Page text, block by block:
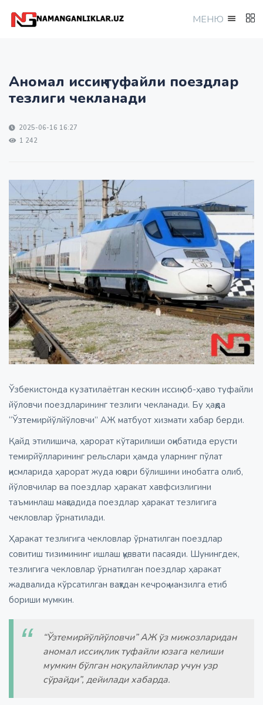
МEНЮ
Аномал иссиқ туфайли поездлар
тезлиги чекланади
2025-06-16 16:27
1 242
Ўзбекистонда кузатилаётган кескин иссиқ об-ҳаво туфайли
йўловчи поездларининг тезлиги чекланади. Бу ҳақда
“Ўзтемирйўлйўловчи” АЖ матбуот хизмати хабар берди.
Қайд этилишича, ҳарорат кўтарилиши оқибатида ерусти
темирйўлларининг рельслари ҳамда уларнинг пўлат
қисмларида ҳарорат жуда юқори бўлишини инобатга олиб,
йўловчилар ва поездлар ҳаракат хавфсизлигини
таъминлаш мақсадида поездлар ҳаракат тезлигига
чекловлар ўрнатилади.
Ҳаракат тезлигига чекловлар ўрнатилган поездлар
совитиш тизимининг ишлаш қуввати пасаяди. Шунингдек,
тезлигига чекловлар ўрнатилган поездлар ҳаракат
жадвалида кўрсатилган вақтдан кечроқ манзилга етиб
бориши мумкин.
“Ўзтемирйўлйўловчи” АЖ ўз мижозларидан
аномал иссиқлик туфайли юзага келиши
мумкин бўлган ноқулайликлар учун узр
сўрайди”, дейилади хабарда.